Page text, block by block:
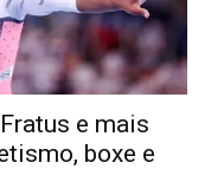
e mais
boxe e